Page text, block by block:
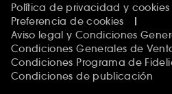
Política de privacidad y cookies
Preferencia de cookies
Aviso legal y Condiciones
Condiciones Generales de
Condiciones Programa de
Condiciones de publicación